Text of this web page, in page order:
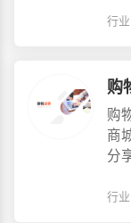
行
购
购
商
分
行